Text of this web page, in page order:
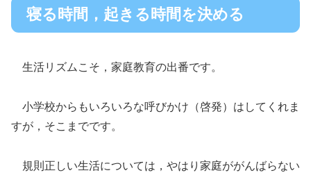
寝る時間，起きる時間を決める
生活リズムこそ，家庭教育の出番です。
小学校からもいろいろな呼びかけ（啓発）はしてくれま
すが，そこまでです。
規則正しい生活については，やはり家庭ががんばらない